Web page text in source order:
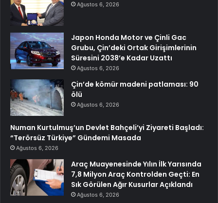
Ağustos 6, 2026
Japon Honda Motor ve Çinli Gac
Grubu, Çin’deki Ortak Girişimlerinin
Süresini 2038’e Kadar Uzattı
Ağustos 6, 2026
Çin’de kömür madeni patlaması: 90
ölü
Ağustos 6, 2026
Numan Kurtulmuş’un Devlet Bahçeli’yi Ziyareti Başladı:
“Terörsüz Türkiye” Gündemi Masada
Ağustos 6, 2026
Araç Muayenesinde Yılın İlk Yarısında
7,8 Milyon Araç Kontrolden Geçti: En
Sık Görülen Ağır Kusurlar Açıklandı
Ağustos 6, 2026